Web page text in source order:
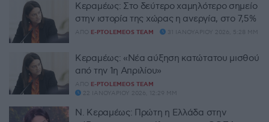
Κεραμέως: Στο δεύτερο χαμηλότερο σημείο
στην ιστορία της χώρας η ανεργία, στο 7,5%
ΑΠΌ E-PTOLEMEOS TEAM 31 ΙΑΝΟΥΑΡΊΟΥ 2026, 5:28 ΜΜ
Κεραμέως: «Νέα αύξηση κατώτατου μισθού
από την 1η Απριλίου»
ΑΠΌ E-PTOLEMEOS TEAM
22 ΙΑΝΟΥΑΡΊΟΥ 2026, 12:29 ΜΜ
Ν. Κεραμέως: Πρώτη η Ελλάδα στην